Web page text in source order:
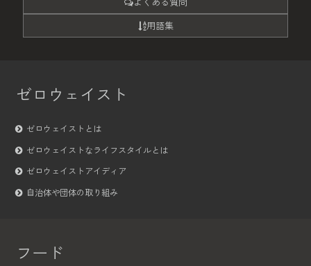
用語集
ゼロウェイスト
ゼロウェイストとは
ゼロウェイストなライフスタイルとは
ゼロウェイストアイディア
自治体や団体の取り組み
フード